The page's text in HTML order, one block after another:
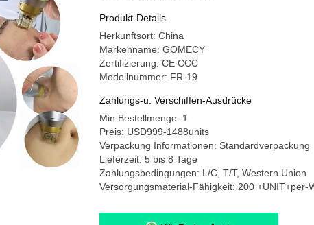
Produkt-Details
Herkunftsort: China
Markenname: GOMECY
Zertifizierung: CE CCC
Modellnummer: FR-19
Zahlungs-u. Verschiffen-Ausdrücke
Min Bestellmenge: 1
Preis: USD999-1488units
Verpackung Informationen: Standardverpackung
Lieferzeit: 5 bis 8 Tage
Zahlungsbedingungen: L/C, T/T, Western Union
Versorgungsmaterial-Fähigkeit: 200 +UNIT+per-